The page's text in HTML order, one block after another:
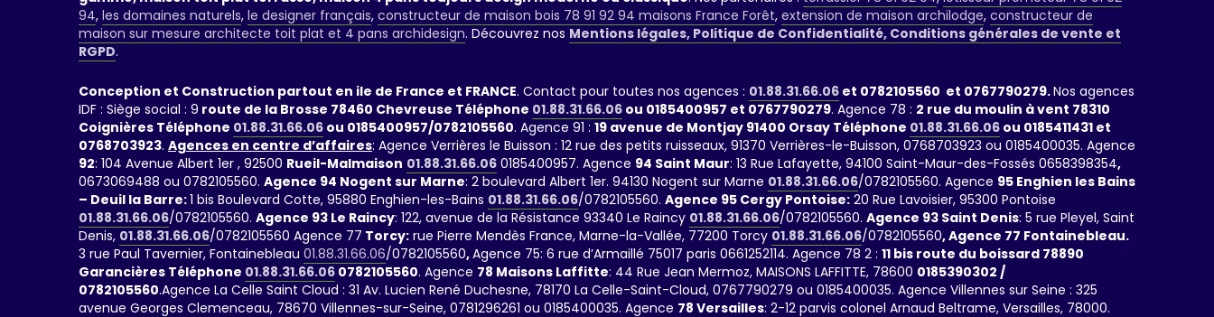
94, les domaines naturels, le designer français, constructeur de maison bois 78 91 92 94 maisons France Forêt, extension de maison archilodge, constructeur de
maison sur mesure architecte toit plat et 4 pans archidesign. Découvrez nos Mentions légales, Politique de Confidentialité, Conditions générales de vente et
RGPD.
Conception et Construction partout en ile de France et FRANCE. Contact pour toutes nos agences : 01.88.31.66.06 et 0782105560 et 0767790279.Nos agences
IDF : Siège social : 9 route de la Brosse 78460 Chevreuse Téléphone 01.88.31.66.06 ou 0185400957 et 0767790279. Agence 78 : 2 rue du moulin à vent 78310
Coignières Téléphone 01.88.31.66.06 ou 0185400957/0782105560. Agence 91 : 19 avenue de Montjay 91400 Orsay Téléphone 01.88.31.66.06 ou 0185411431 et
0768703923. Agences en centre d’affaires: Agence Verrières le Buisson : 12 rue des petits ruisseaux, 91370 Verrières-le-Buisson, 0768703923 ou 0185400035. Agence
92: 104 Avenue Albert 1er , 92500 Rueil-Malmaison 01.88.31.66.06 0185400957. Agence 94 Saint Maur: 13 Rue Lafayette, 94100 Saint-Maur-des-Fossés 0658398354,
0673069488 ou 0782105560. Agence 94 Nogent sur Marne: 2 boulevard Albert 1er. 94130 Nogent sur Marne 01.88.31.66.06/0782105560. Agence 95 Enghien les Bains
– Deuil la Barre:1 bis Boulevard Cotte, 95880 Enghien-les-Bains 01.88.31.66.06/0782105560. Agence 95 Cergy Pontoise: 20 Rue Lavoisier, 95300 Pontoise
01.88.31.66.06/0782105560. Agence 93 Le Raincy: 122, avenue de la Résistance 93340 Le Raincy 01.88.31.66.06/0782105560. Agence 93 Saint Denis: 5 rue Pleyel, Saint
Denis, 01.88.31.66.06/0782105560 Agence 77 Torcy: rue Pierre Mendès France, Marne-la-Vallée, 77200 Torcy 01.88.31.66.06/0782105560, Agence 77 Fontainebleau.
3 rue Paul Tavernier, Fontainebleau 01.88.31.66.06/0782105560,Agence 75: 6 rue d’Armaillé 75017 paris 0661252114. Agence 78 2 : 11 bis route du boissard 78890
Garancières Téléphone 01.88.31.66.06 0782105560. Agence 78 Maisons Laffitte: 44 Rue Jean Mermoz, MAISONS LAFFITTE, 78600 0185390302 /
0782105560.Agence La Celle Saint Cloud : 31 Av. Lucien René Duchesne, 78170 La Celle-Saint-Cloud, 0767790279 ou 0185400035. Agence Villennes sur Seine : 325
avenue Georges Clemenceau, 78670 Villennes-sur-Seine, 0781296261 ou 0185400035. Agence 78 Versailles: 2-12 parvis colonel Arnaud Beltrame, Versailles, 78000.